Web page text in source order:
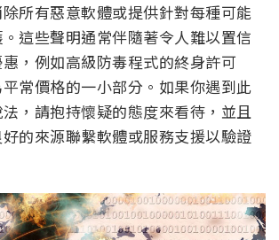
所有惡意軟體或提供針對每種可能
這些聲明通常伴隨著令人難以置信
，例如高級防毒程式的終身許可
常價格的一小部分。如果你遇到此
，請抱持懷疑的態度來看待，並且
的來源聯繫軟體或服務支援以驗證